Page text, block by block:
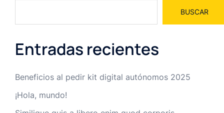
BUSCAR
Entradas recientes
Beneficios al pedir kit digital autónomos 2025
¡Hola, mundo!